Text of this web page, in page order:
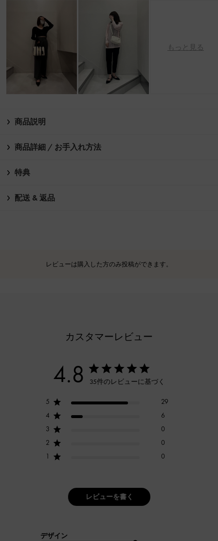
もっと見る
商品説明
商品詳細 / お手入れ方法
特典
配送 & 返品
レビューは購入した方のみ投稿ができます。
カスタマーレビュー
4.8 35件のレビューに基づく
5
29
4
6
3
0
2
0
1
0
レビューを書く
デザイン